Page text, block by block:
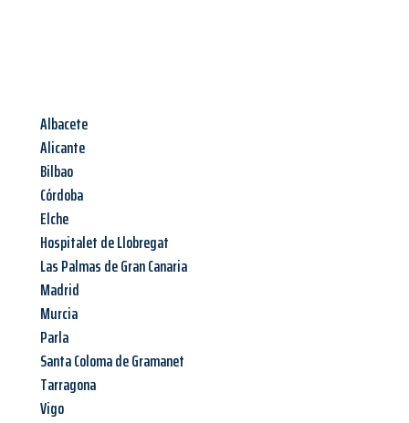
Albacete
Alicante
Bilbao
Córdoba
Elche
Hospitalet de Llobregat
Las Palmas de Gran Canaria
Madrid
Murcia
Parla
Santa Coloma de Gramanet
Tarragona
Vigo